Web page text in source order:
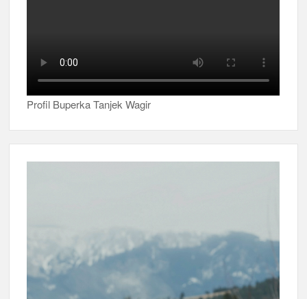
Profil Buperka Tanjek Wagir